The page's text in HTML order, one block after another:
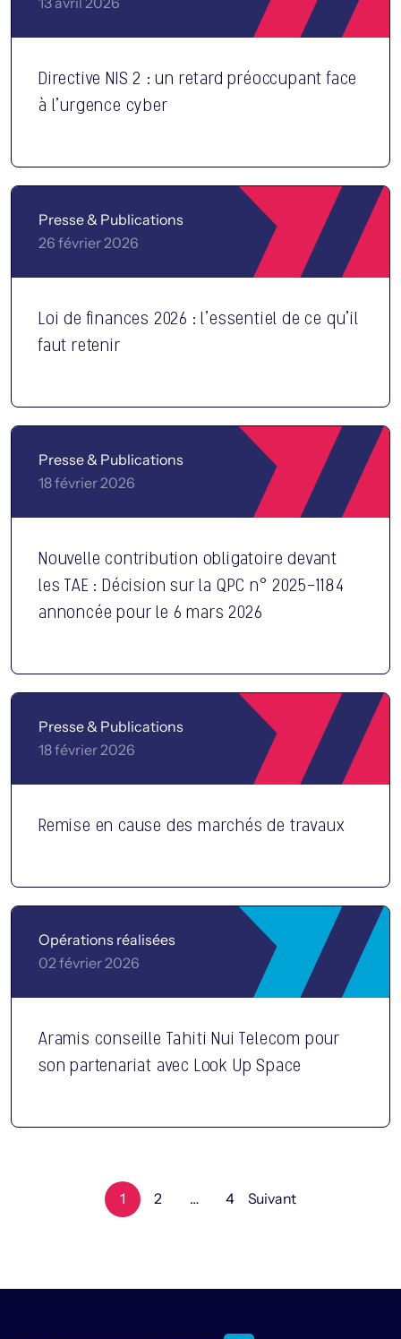
Directive NIS 2 : un retard préoccupant face
à l’urgence cyber
Presse & Publications
26 février 2026
Loi de finances 2026 : l’essentiel de ce qu’il
faut retenir
Presse & Publications
18 février 2026
Nouvelle contribution obligatoire devant
les TAE : Décision sur la QPC n° 2025-1184
annoncée pour le 6 mars 2026
Presse & Publications
18 février 2026
Remise en cause des marchés de travaux
Opérations réalisées
02 février 2026
Aramis conseille Tahiti Nui Telecom pour
son partenariat avec Look Up Space
1 2 … 4 Suivant